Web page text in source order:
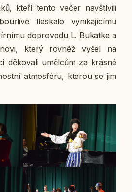
kteří tento večer na­vští­vi­li
tles­ka­lo vy­ni­ka­jí­cí­mu
do­pro­vo­du L. Bu­kat­ke a
který rovněž vyšel na
dě­ko­va­li uměl­cům za krásné
at­mo­sfé­ru, kterou se jim